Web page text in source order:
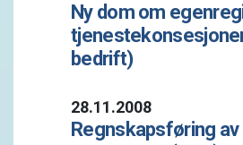
Ny dom om
bedrift)
28.11.2008
Regnskapsføring